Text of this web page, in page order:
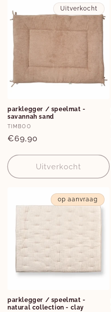
Uitverkocht
parklegger / speelmat -
savannah sand
Verkoper:
TIMBOO
Normale
€69,90
Uitverkocht
op aanvraag
parklegger / speelmat -
natural collection - clay